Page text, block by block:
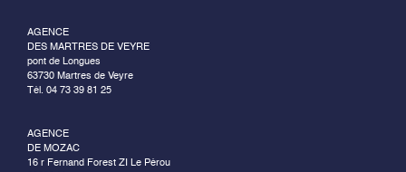
AGENCE
DES MARTRES DE VEYRE
pont de Longues
63730 Martres de Veyre
Tél. 04 73 39 81 25
AGENCE
DE MOZAC
16 r Fernand Forest ZI Le Pérou